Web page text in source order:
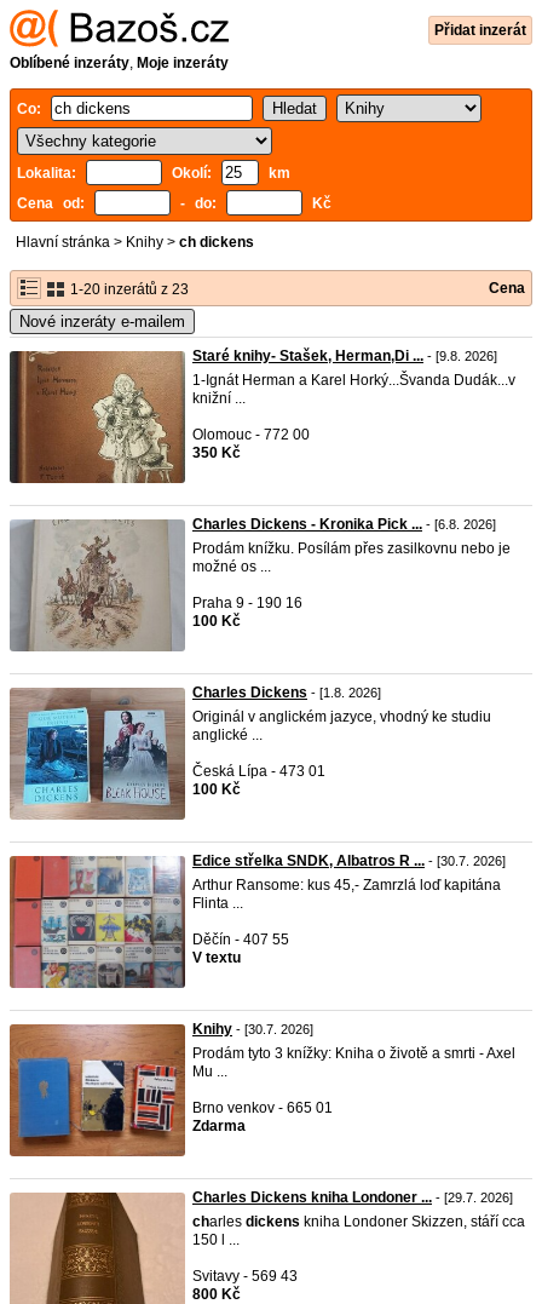
Přidat inzerát
Oblíbené inzeráty, Moje inzeráty
Co:
Lokalita: Okolí:
km
Cena od:
- do: Kč
Hlavní stránka > Knihy > ch dickens
1-20 inzerátů z 23 Cena
Nové inzeráty e-mailem
Staré knihy- Stašek, Herman,Di ... - [9.8. 2026]
1-Ignát Herman a Karel Horký...Švanda Dudák...v
knižní ...
Olomouc - 772 00
350 Kč
Charles Dickens - Kronika Pick ... - [6.8. 2026]
Prodám knížku. Posílám přes zasilkovnu nebo je
možné os ...
Praha 9 - 190 16
100 Kč
Charles Dickens - [1.8. 2026]
Originál v anglickém jazyce, vhodný ke studiu
anglické ...
Česká Lípa - 473 01
100 Kč
Edice střelka SNDK, Albatros R ... - [30.7. 2026]
Arthur Ransome: kus 45,- Zamrzlá loď kapitána
Flinta ...
Děčín - 407 55
V textu
Knihy - [30.7. 2026]
Prodám tyto 3 knížky: Kniha o životě a smrti - Axel
Mu ...
Brno venkov - 665 01
Zdarma
Charles Dickens kniha Londoner ... - [29.7. 2026]
charles dickens kniha Londoner Skizzen, stáří cca
150 l ...
Svitavy - 569 43
800 Kč